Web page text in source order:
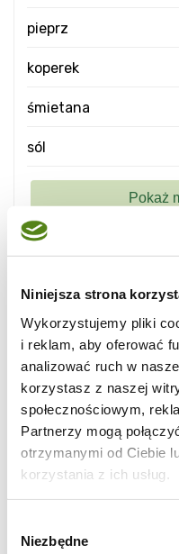
Niniejsza strona
Wykorzystujemy pliki
i reklam, aby oferować
analizować ruch w
korzystasz z naszej
społecznościowym,
Partnerzy mogą
otrzymanymi od Ciebie
korzystania z ich usług.
zgody
Niezbędne
pieprz
koperek
śmietana
sól